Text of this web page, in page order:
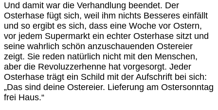
Und damit war die Verhandlung beendet. Der
Osterhase fügt sich, weil ihm nichts Besseres einfällt
und so ergibt es sich, dass eine Woche vor Ostern,
vor jedem Supermarkt ein echter Osterhase sitzt und
seine wahrlich schön anzuschauenden Ostereier
zeigt. Sie reden natürlich nicht mit den Menschen,
aber die Revoluzzerhenne hat vorgesorgt. Jeder
Osterhase trägt ein Schild mit der Aufschrift bei sich:
„Das sind deine Ostereier. Lieferung am Ostersonntag
frei Haus.“